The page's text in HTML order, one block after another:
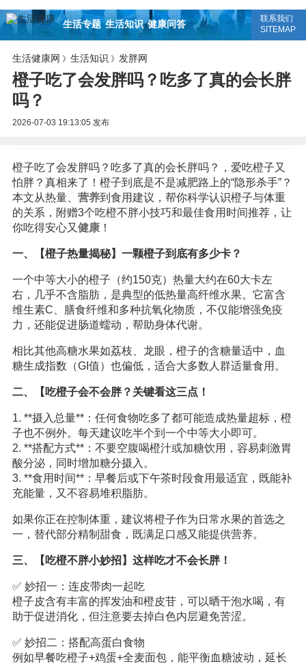
生活专题 生活知识 健康问答
联系我们
SITEMAP
生活健康网 》 生活知识 》 发胖网
橙子吃了会发胖吗？吃多了真的会长胖
吗？
2026-07-03 19:13:05 发布
橙子吃了会发胖吗？吃多了真的会长胖吗？，爱吃橙子又
怕胖？真相来了！橙子到底是不是减肥路上的“隐形杀手”？
本文从热量、 营养到食用建议，帮你科学认识橙子与体重
的关系，附赠3个吃橙不胖小技巧和最佳食用时间推荐，让
你吃得安心又 健康！
一、【橙子热量揭秘】一颗橙子到底有多少卡？
一个中等大小的橙子（约150克）热量大约在60大卡左
右，几乎不含脂肪，是典型的低热量高纤维水果。它富含
维生素C、膳食纤维和多种抗氧化物质，不仅能增强免疫
力，还能促进肠道蠕动，帮助身体代谢。
相比其他高糖水果如荔枝、龙眼，橙子的含糖量适中，血
糖生成指数（GI值）也偏低，适合大多数人群适量食用。
二、【吃橙子会不会胖？关键看这三点！
1. **摄入总量**：任何食物吃多了都可能造成热量超标，橙
子也不例外。每天建议吃半个到一个中等大小即可。
2. **搭配方式**：不要空腹喝橙汁或加糖饮用，容易刺激胃
酸分泌，同时增加糖分摄入。
3. **食用时间**：早餐后或下午茶时段食用最适宜，既能补
充能量，又不容易堆积脂肪。
如果你正在控制体重，建议将橙子作为日常水果的首选之
一，替代部分精制甜食，既满足口感又能提供营养。
三、【吃橙不胖小妙招】这样吃才不会长胖！
✅ 妙招一：连皮带肉一起吃
橙子皮含有丰富的挥发油和橙皮苷，可以晒干泡水喝，有
助于促进消化，但注意要去掉白色内层避免苦涩。
✅ 妙招二：搭配高蛋白食物
例如早餐吃橙子+鸡蛋+全麦面包，能平衡血糖波动，延长